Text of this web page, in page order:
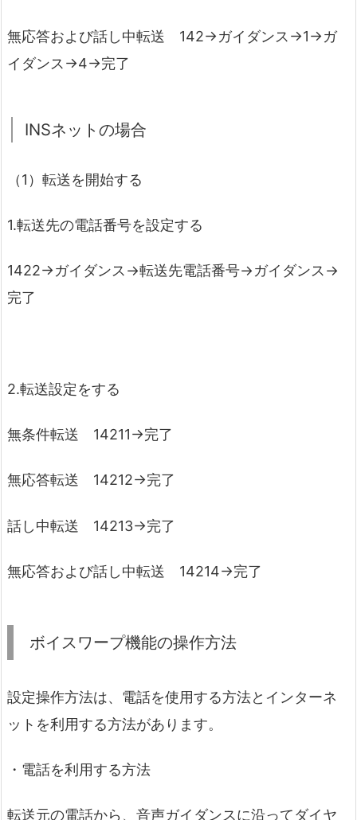
無応答および話し中転送 142→ガイダンス→1→ガ
イダンス→4→完了
INSネットの場合
（1）転送を開始する
1.転送先の電話番号を設定する
1422→ガイダンス→転送先電話番号→ガイダンス→
完了
2.転送設定をする
無条件転送 14211→完了
無応答転送 14212→完了
話し中転送 14213→完了
無応答および話し中転送 14214→完了
ボイスワープ機能の操作方法
設定操作方法は、電話を使用する方法とインターネ
ットを利用する方法があります。
・電話を利用する方法
転送元の電話から、音声ガイダンスに沿ってダイヤ